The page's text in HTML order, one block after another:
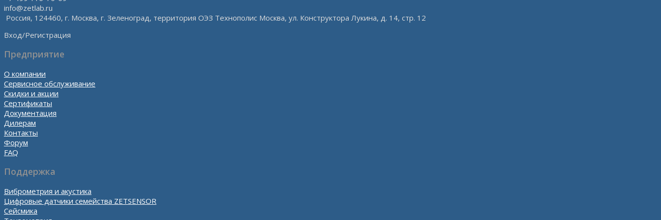
info@zetlab.ru
Россия, 124460, г. Москва, г. Зеленоград, территория ОЭЗ Технополис Москва, ул. Конструктора Лукина, д. 14, стр. 12
Вход/Регистрация
Предприятие
О компании
Сервисное обслуживание
Скидки и акции
Сертификаты
Документация
Дилерам
Контакты
Форум
FAQ
Поддержка
Виброметрия и акустика
Цифровые датчики семейства ZETSENSOR
Сейсмика